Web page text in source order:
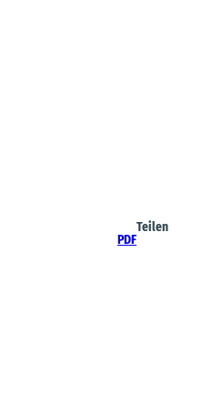
PDF
Teilen